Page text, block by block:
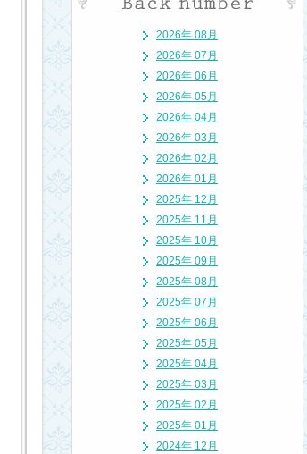
2026年 08月
2026年 07月
2026年 06月
2026年 05月
2026年 04月
2026年 03月
2026年 02月
2026年 01月
2025年 12月
2025年 11月
2025年 10月
2025年 09月
2025年 08月
2025年 07月
2025年 06月
2025年 05月
2025年 04月
2025年 03月
2025年 02月
2025年 01月
2024年 12月